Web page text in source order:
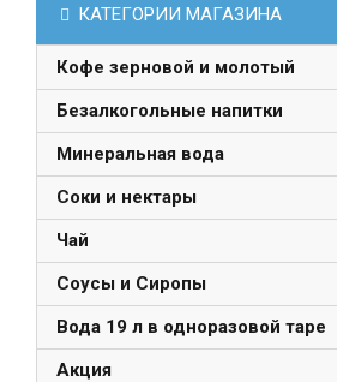
КАТЕГОРИИ МАГАЗИНА
Кофе зерновой и молотый
Безалкогольные напитки
Минеральная вода
Соки и нектары
Чай
Соусы и Сиропы
Вода 19 л в одноразовой таре
Акция